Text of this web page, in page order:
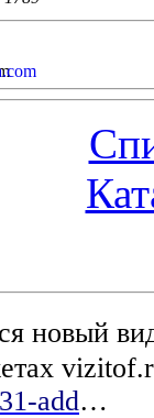
новый
add…